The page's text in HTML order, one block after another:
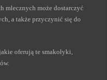
mlecznych może dostarczyć
a także przyczynić się do
oferują te smakołyki,